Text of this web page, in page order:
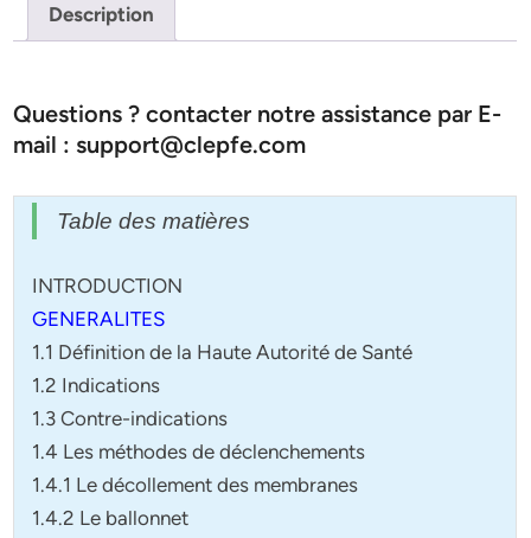
Description
Questions ? contacter notre assistance par E-
mail : support@clepfe.com
Table des matières
INTRODUCTION
GENERALITES
1.1 Définition de la Haute Autorité de Santé
1.2 Indications
1.3 Contre-indications
1.4 Les méthodes de déclenchements
1.4.1 Le décollement des membranes
1.4.2 Le ballonnet